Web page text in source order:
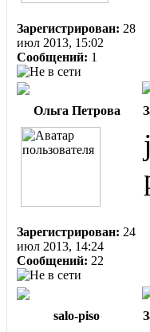
Зарегистрирован: 28
июл 2013, 15:02
Сообщений: 1
Ольга Петрова
Зарегистрирован: 24
июл 2013, 14:24
Сообщений: 22
salo-piso